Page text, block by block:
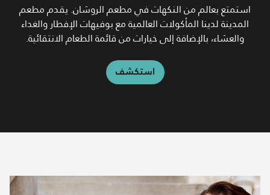
استمتع بعالم من النكهات في مطعم الروشان. يقدم مطعم
المدينة لدينا المأكولات العالمية مع بوفيهات الإفطار والغداء
والعشاء، بالإضافة إلى خيارات من قائمة الطعام الانتقائية.
استكشف